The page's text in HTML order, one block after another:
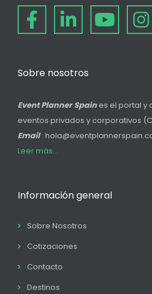
Sobre nosotros
Event Planner Spain es el portal y
eventos privados y corporativos
Email:
Leer más...
Información general
Sobre Nosotros
Cotizaciones
Contacto
Destinos